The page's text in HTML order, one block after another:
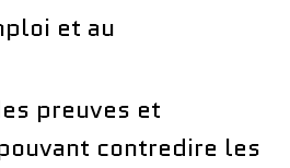
et au
preuves et
contredire les